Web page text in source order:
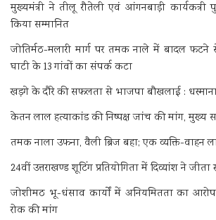
मुख्यमंत्री ने तीलू रौतेली एवं आंगनबाड़ी कार्यकत्री
किया सम्मानित
जोतिर्मठ-मलारी मार्ग पर तमक नाले में बादल फटने
घाटी के 13 गांवों का संपर्क कटा
खड़गे के दौरे की सफलता से भाजपा बौखलाई :
केतन लाल हत्याकांड की निष्पक्ष जांच की मांग, मुख्य
तमक नाला उफना, वैली ब्रिज बहा; एक व्यक्ति-वाहन
24वीं उत्तराखण्ड शूटिंग प्रतियोगिता में दिव्यांश ने
जोशीमठ भू-धंसाव कार्यों में अनियमितता का
रोक की मांग